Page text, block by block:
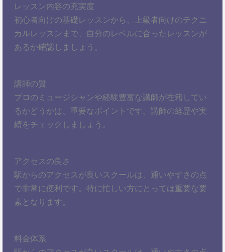
レッスン内容の充実度
初心者向けの基礎レッスンから、上級者向けのテクニ
カルレッスンまで、自分のレベルに合ったレッスンが
あるか確認しましょう。
講師の質
プロのミュージシャンや経験豊富な講師が在籍してい
るかどうかは、重要なポイントです。講師の経歴や実
績をチェックしましょう。
アクセスの良さ
駅からのアクセスが良いスクールは、通いやすさの点
で非常に便利です。特に忙しい方にとっては重要な要
素となります。
料金体系